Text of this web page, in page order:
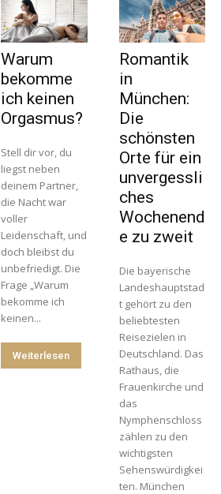
Warum
bekomme
ich keinen
Orgasmus?
Stell dir vor, du
liegst neben
deinem Partner,
die Nacht war
voller
Leidenschaft, und
doch bleibst du
unbefriedigt. Die
Frage „Warum
bekomme ich
keinen...
Weiterlesen
Romantik
in
München:
Die
schönsten
Orte für ein
unvergessli
ches
Wochenend
e zu zweit
Die bayerische
Landeshauptstad
t gehört zu den
beliebtesten
Reisezielen in
Deutschland. Das
Rathaus, die
Frauenkirche und
das
Nymphenschloss
zählen zu den
wichtigsten
Sehenswürdigkei
ten. München